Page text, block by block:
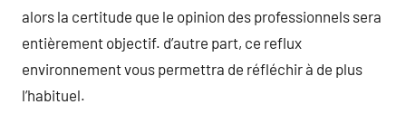
alors la certitude que le opinion des professionnels sera
entièrement objectif. d’autre part, ce reflux
environnement vous permettra de réfléchir à de plus
l’habituel.